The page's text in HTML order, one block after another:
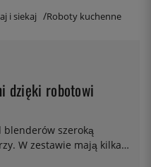
i siekaj Roboty kuchenne
dzięki robotowi
blenderów szeroką
W zestawie mają kilka
Roboty kuchenne